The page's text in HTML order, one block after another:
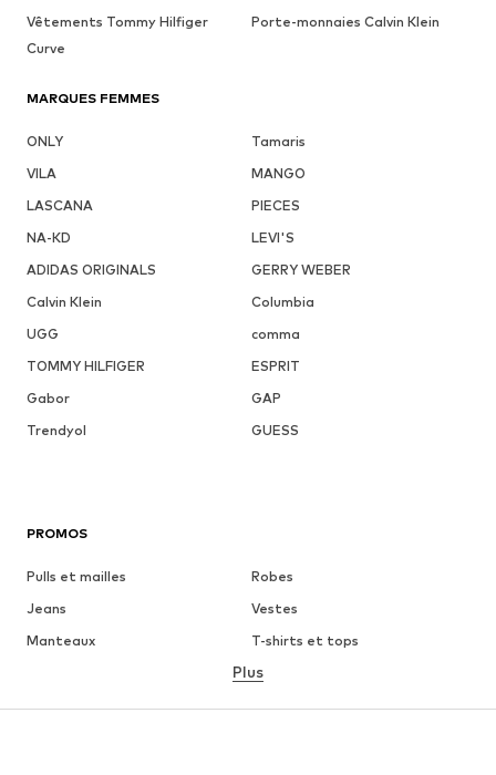
Vêtements Tommy Hilfiger
Curve
Porte-monnaies Calvin Klein
MARQUES FEMMES
ONLY
Tamaris
VILA
MANGO
LASCANA
PIECES
NA-KD
LEVI'S
ADIDAS ORIGINALS
GERRY WEBER
Calvin Klein
Columbia
UGG
comma
TOMMY HILFIGER
ESPRIT
Gabor
GAP
Trendyol
GUESS
PROMOS
Pulls et mailles
Robes
Jeans
Vestes
Manteaux
T-shirts et tops
Lingerie
Jupes
Blouses et tuniques
Plus